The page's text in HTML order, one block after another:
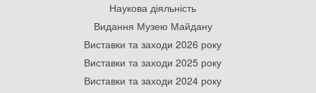
Наукова діяльність
Видання Музею Майдану
Виставки та заходи 2026 року
Виставки та заходи 2025 року
Виставки та заходи 2024 року